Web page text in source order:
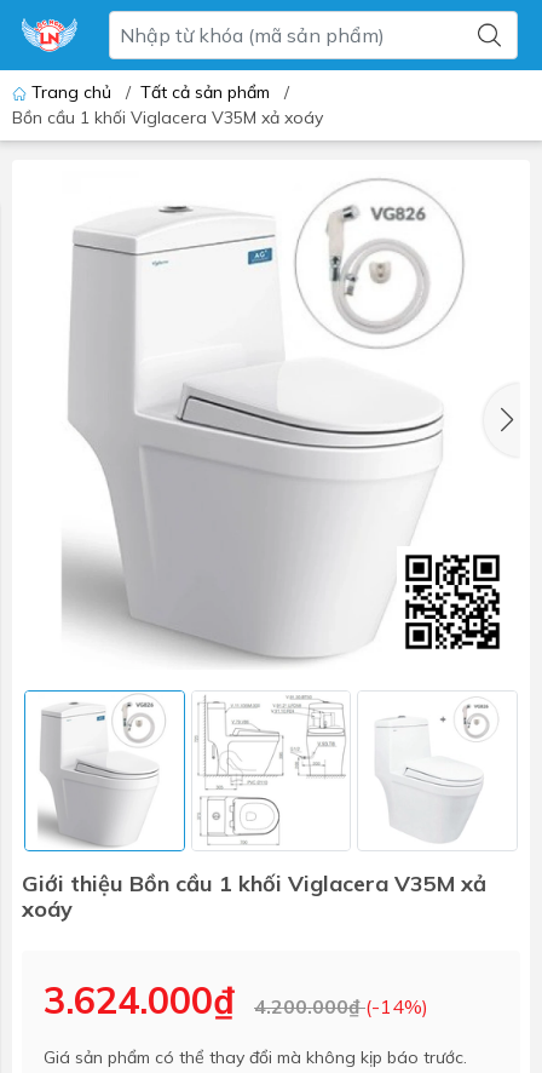
Trang chủ / Tất cả sản phẩm
/
Bồn cầu 1 khối Viglacera V35M xả xoáy
Giới thiệu Bồn cầu 1 khối Viglacera V35M xả
xoáy
3.624.000₫ 4.200.000₫(-14%)
Giá sản phẩm có thể thay đổi mà không kịp báo trước.